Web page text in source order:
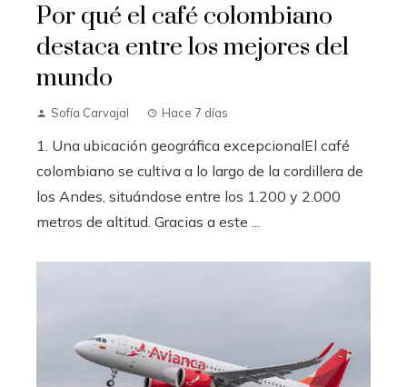
Por qué el café colombiano
destaca entre los mejores del
mundo
Sofía Carvajal Hace 7 días
1. Una ubicación geográfica excepcionalEl café
colombiano se cultiva a lo largo de la cordillera de
los Andes, situándose entre los 1.200 y 2.000
metros de altitud. Gracias a este ...